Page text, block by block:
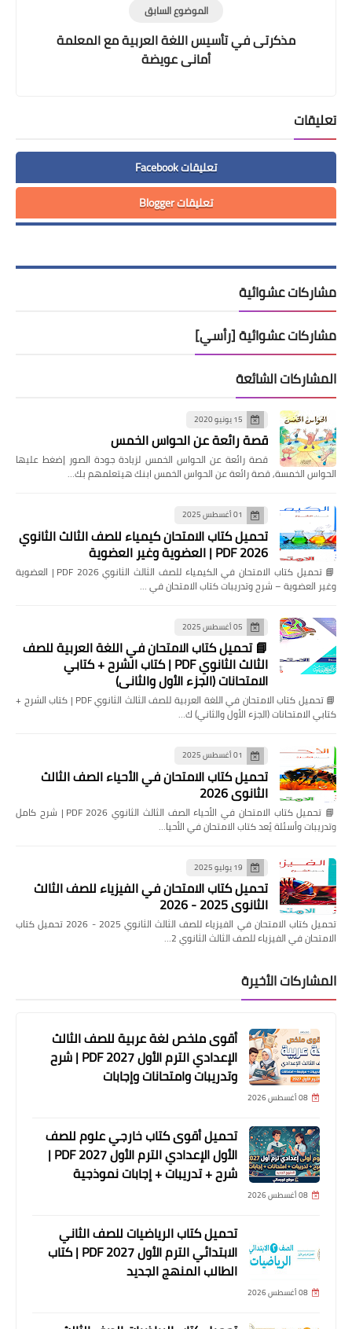
الموضوع السابق
مذكرتى في تأسيس اللغة العربية مع المعلمة
أمانى عويضة
تعليقات
تعليقات Facebook
تعليقات Blogger
مشاركات عشوائية
مشاركات عشوائية [رأسي]
المشاركات الشائعة
15 يونيو 2020
قصة رائعة عن الحواس الخمس
قصة رائعة عن الحواس الخمس لزيادة جودة الصور إضغط عليها
الحواس الخمسة, قصة رائعة عن الحواس الخمس ابنك هيتعلمهم بك…
01 أغسطس 2025
تحميل كتاب الامتحان كيمياء للصف الثالث الثانوي
2026 PDF | العضوية وغير العضوية
📘 تحميل كتاب الامتحان في الكيمياء للصف الثالث الثانوي 2026 PDF | العضوية
وغير العضوية – شرح وتدريبات كتاب الامتحان في …
05 أغسطس 2025
📘 تحميل كتاب الامتحان في اللغة العربية للصف
الثالث الثانوي PDF | كتاب الشرح + كتابي
الامتحانات (الجزء الأول والثاني)
📘 تحميل كتاب الامتحان في اللغة العربية للصف الثالث الثانوي PDF | كتاب الشرح +
كتابي الامتحانات (الجزء الأول والثاني) ك…
01 أغسطس 2025
تحميل كتاب الامتحان في الأحياء الصف الثالث
الثانوي 2026
📘 تحميل كتاب الامتحان في الأحياء الصف الثالث الثانوي 2026 PDF | شرح كامل
وتدريبات وأسئلة يُعد كتاب الامتحان في الأحيا…
19 يوليو 2025
تحميل كتاب الامتحان في الفيزياء للصف الثالث
الثانوي 2025 - 2026
تحميل كتاب الامتحان في الفيزياء للصف الثالث الثانوي 2025 - 2026 تحميل كتاب
الامتحان في الفيزياء للصف الثالث الثانوي 2…
المشاركات الأخيرة
أقوى ملخص لغة عربية للصف الثالث
الإعدادي الترم الأول 2027 PDF | شرح
وتدريبات وامتحانات وإجابات
08 أغسطس 2026
تحميل أقوى كتاب خارجي علوم للصف
الأول الإعدادي الترم الأول 2027 PDF |
شرح + تدريبات + إجابات نموذجية
08 أغسطس 2026
تحميل كتاب الرياضيات للصف الثاني
الابتدائي الترم الأول 2027 PDF | كتاب
الطالب المنهج الجديد
08 أغسطس 2026